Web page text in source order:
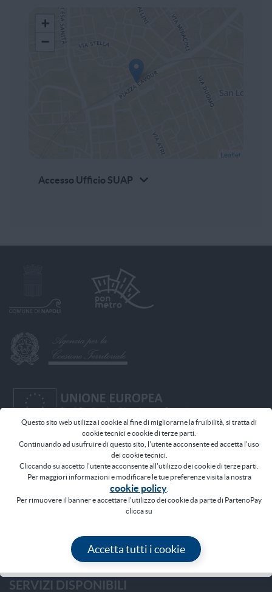
+
−
Leaflet
Accesso Ufficio SUAP
Questo sito web utilizza i cookie al fine di migliorarne la fruibilità, si tratta di
cookie tecnici e cookie di terze parti.
Continuando ad usufruire di questo sito, l'utente acconsente ed accetta l'uso
dei cookie tecnici.
Cliccando su accetto l'utente acconsente all'utilizzo dei cookie di terze parti.
Per maggiori informazioni e modificare le tue preferenze visita la nostra
cookie policy.
Per rimuovere il banner e accettare l'utilizzo dei cookie da parte di PartenoPay
clicca su
Accetta tutti i cookie
Progetto cofinanziato dall'Unione Europea - Fondi Strutturali di
Investimento Europei Programma Operativo Città Metropolitane
SERVIZI DISPONIBILI